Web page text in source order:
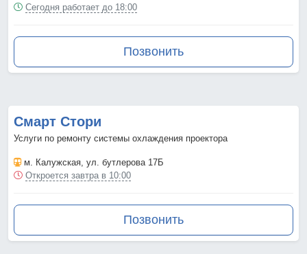
Сегодня работает до 18:00
Позвонить
Смарт Стори
Услуги по ремонту системы охлаждения проектора
м. Калужская , ул. бутлерова 17Б
Откроется завтра в 10:00
Позвонить